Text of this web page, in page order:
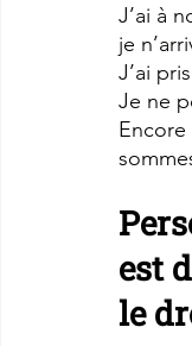
J’ai à
je
J’ai
Je ne
est
le